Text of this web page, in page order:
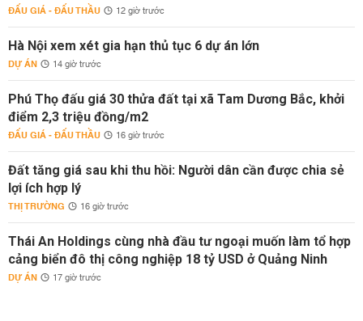
ĐẤU GIÁ - ĐẤU THẦU 12 giờ trước
Hà Nội xem xét gia hạn thủ tục 6 dự án lớn
DỰ ÁN 14 giờ trước
Phú Thọ đấu giá 30 thửa đất tại xã Tam Dương Bắc, khởi
điểm 2,3 triệu đồng/m2
ĐẤU GIÁ - ĐẤU THẦU 16 giờ trước
Đất tăng giá sau khi thu hồi: Người dân cần được chia sẻ
lợi ích hợp lý
THỊ TRƯỜNG 16 giờ trước
Thái An Holdings cùng nhà đầu tư ngoại muốn làm tổ hợp
cảng biển đô thị công nghiệp 18 tỷ USD ở Quảng Ninh
DỰ ÁN 17 giờ trước